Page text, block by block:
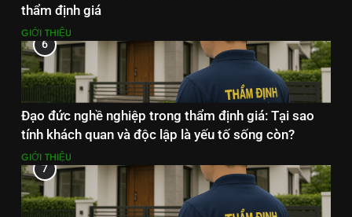
thẩm định giá
GIỚI THIỆU
6
Đạo đức nghề nghiệp trong thẩm định giá: Tại sao
tính khách quan và độc lập là yếu tố sống còn?
GIỚI THIỆU
7